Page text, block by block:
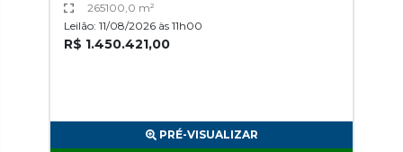
265100,0 m²
Leilão: 11/08/2026 às 11h00
R$ 1.450.421,00
PRÉ-VISUALIZAR